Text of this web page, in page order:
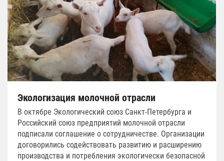
Экологизация молочной отрасли
В октябре Экологический союз Санкт-Петербурга и
Российский союз предприятий молочной отрасли
подписали соглашение о сотрудничестве. Организации
договорились содействовать развитию и расширению
производства и потребления экологически безопасной